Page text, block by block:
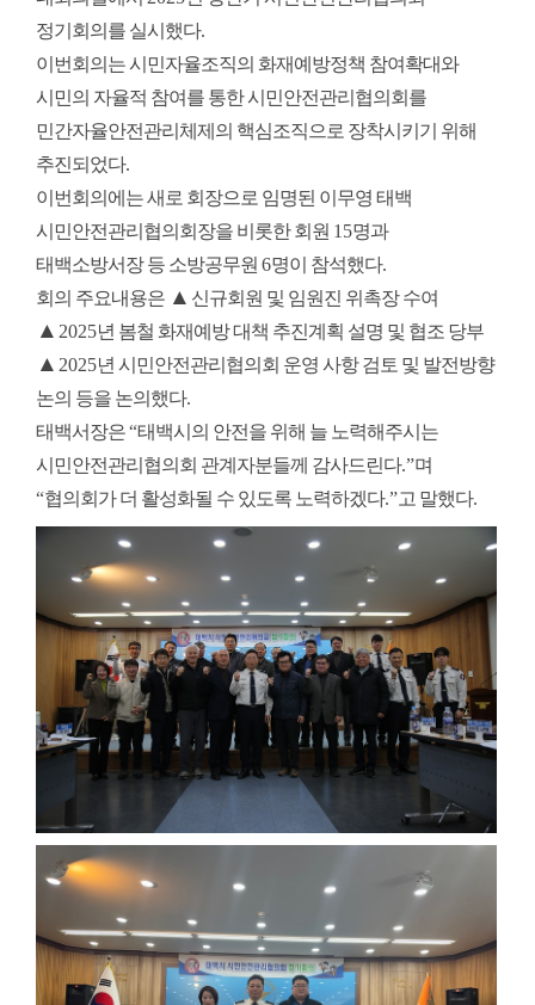
정기회의를 실시했다.
이번회의는 시민자율조직의 화재예방정책 참여확대와
시민의 자율적 참여를 통한 시민안전관리협의회를
민간자율안전관리체제의 핵심조직으로 장착시키기 위해
추진되었다.
이번회의에는 새로 회장으로 임명된 이무영 태백
시민안전관리협의회장을 비롯한 회원 15명과
태백소방서장 등 소방공무원 6명이 참석했다.
회의 주요내용은 ▲ 신규회원 및 임원진 위촉장 수여
▲ 2025년 봄철 화재예방 대책 추진계획 설명 및 협조 당부
▲ 2025년 시민안전관리협의회 운영 사항 검토 및 발전방향
논의 등을 논의했다.
태백서장은“태백시의 안전을 위해 늘 노력해주시는
시민안전관리협의회 관계자분들께 감사드린다.”며
“협의회가 더 활성화될 수 있도록 노력하겠다.”고 말했다.